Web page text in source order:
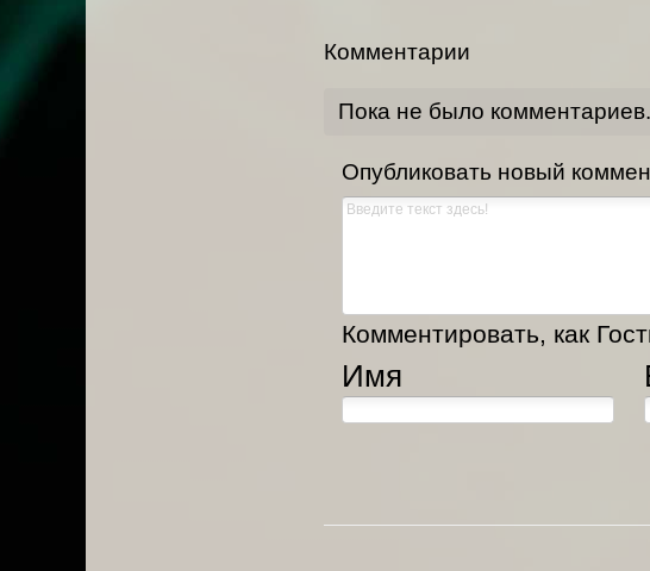
Комментарии
Пока не было комментариев.
Опубликовать новый
Комментировать, как
Имя